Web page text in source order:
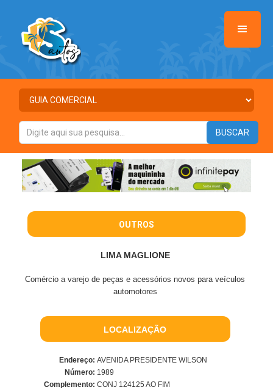
OUTROS
LIMA MAGLIONE
Comércio a varejo de peças e acessórios novos para veículos
automotores
LOCALIZAÇÃO
Endereço: AVENIDA PRESIDENTE WILSON
Número: 1989
Complemento: CONJ 124125 AO FIM